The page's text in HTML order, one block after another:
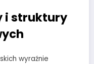
i struktury
wyraźnie